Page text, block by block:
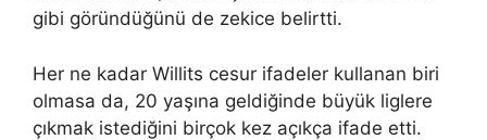
gibi göründüğünü de zekice belirtti.
Her ne kadar Willits cesur ifadeler kullanan biri
olmasa da, 20 yaşına geldiğinde büyük liglere
çıkmak istediğini birçok kez açıkça ifade etti.